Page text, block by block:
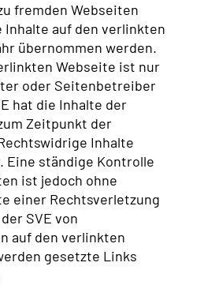
fremden Webseiten
auf den verlinkten
übernommen werden.
Webseite ist nur
oder Seitenbetreiber
hat die Inhalte der
Zeitpunkt der
Inhalte
Eine ständige Kontrolle
ist jedoch ohne
einer Rechtsverletzung
SVE von
auf den verlinkten
gesetzte Links